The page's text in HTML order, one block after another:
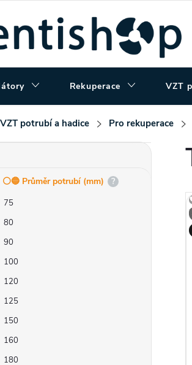
Rekuperace VZT
VZT potrubí a hadice Pro rekuperace
⚪️🔵 Průměr potrubí (mm) ?
75
80
90
100
120
125
150
160
180